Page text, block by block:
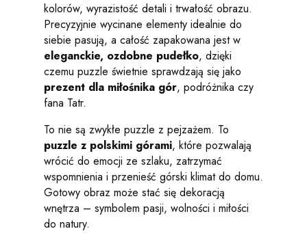
kolorów, wyrazistość detali i trwałość obrazu.
Precyzyjnie wycinane elementy idealnie do
siebie pasują, a całość zapakowana jest w
eleganckie, ozdobne pudełko, dzięki
czemu puzzle świetnie sprawdzają się jako
prezent dla miłośnika gór, podróżnika czy
fana Tatr.
To nie są zwykłe puzzle z pejzażem. To
puzzle z polskimi górami, które pozwalają
wrócić do emocji ze szlaku, zatrzymać
wspomnienia i przenieść górski klimat do domu.
Gotowy obraz może stać się dekoracją
wnętrza – symbolem pasji, wolności i miłości
do natury.